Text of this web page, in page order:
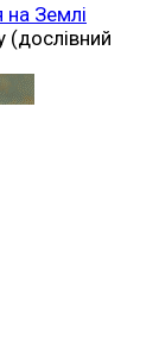
Землі
(дослівний